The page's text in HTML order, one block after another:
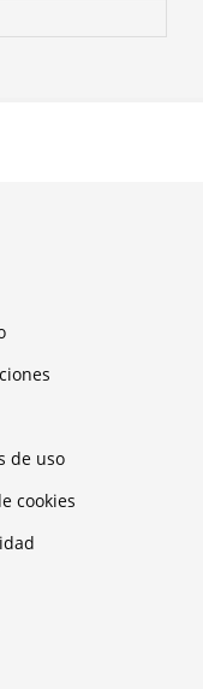
de uso
cookies